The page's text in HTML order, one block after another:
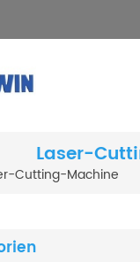
Laser-
Cutting-Machine